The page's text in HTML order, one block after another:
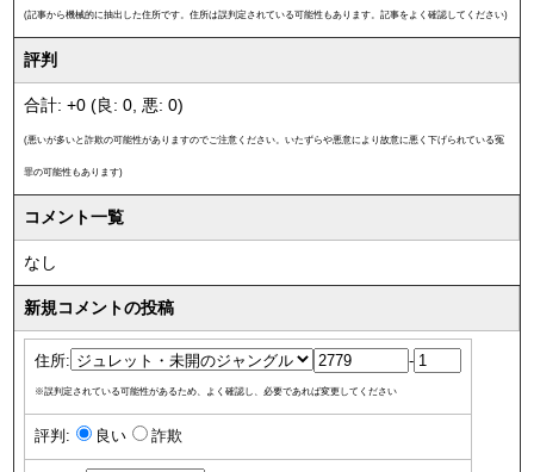
(記事から機械的に抽出した住所です。住所は誤判定されている可能性もあります。記事をよく確認してください)
評判
合計: +0 (良: 0, 悪: 0)
(悪いが多いと詐欺の可能性がありますのでご注意ください。いたずらや悪意により故意に悪く下げられている冤
罪の可能性もあります)
コメント一覧
なし
新規コメントの投稿
住所: -
※誤判定されている可能性があるため、よく確認し、必要であれば変更してください
評判: 良い 詐欺